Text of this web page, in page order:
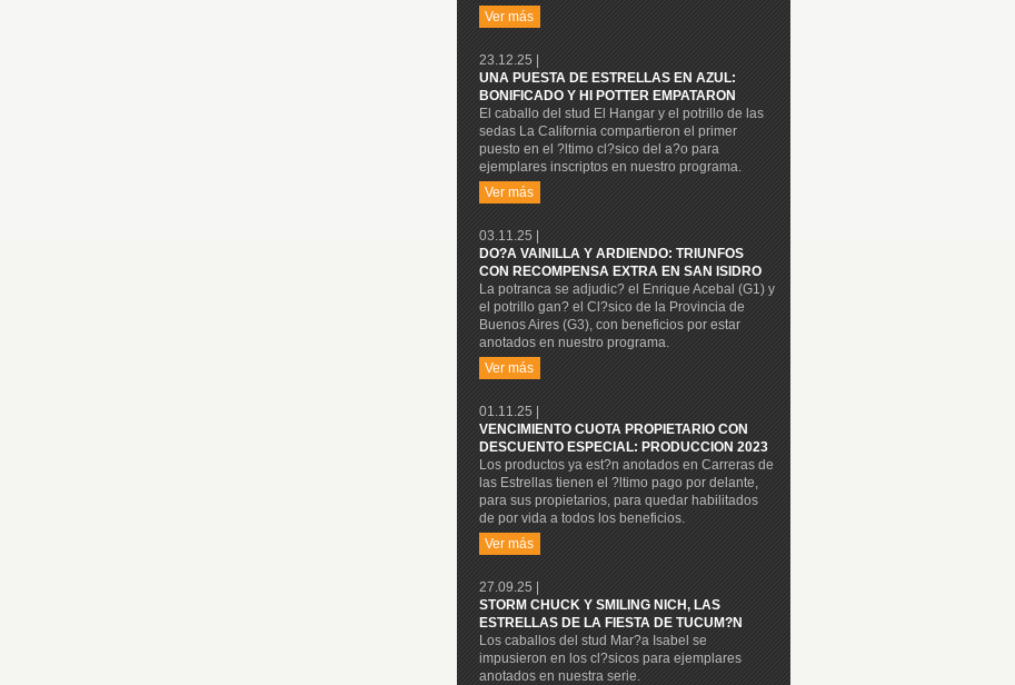
Ver más
23.12.25 |
UNA PUESTA DE ESTRELLAS EN AZUL:
BONIFICADO Y HI POTTER EMPATARON
El caballo del stud El Hangar y el potrillo de las
sedas La California compartieron el primer
puesto en el ?ltimo cl?sico del a?o para
ejemplares inscriptos en nuestro programa.
Ver más
03.11.25 |
DO?A VAINILLA Y ARDIENDO: TRIUNFOS
CON RECOMPENSA EXTRA EN SAN ISIDRO
La potranca se adjudic? el Enrique Acebal (G1) y
el potrillo gan? el Cl?sico de la Provincia de
Buenos Aires (G3), con beneficios por estar
anotados en nuestro programa.
Ver más
01.11.25 |
VENCIMIENTO CUOTA PROPIETARIO CON
DESCUENTO ESPECIAL: PRODUCCION 2023
Los productos ya est?n anotados en Carreras de
las Estrellas tienen el ?ltimo pago por delante,
para sus propietarios, para quedar habilitados
de por vida a todos los beneficios.
Ver más
27.09.25 |
STORM CHUCK Y SMILING NICH, LAS
ESTRELLAS DE LA FIESTA DE TUCUM?N
Los caballos del stud Mar?a Isabel se
impusieron en los cl?sicos para ejemplares
anotados en nuestra serie.